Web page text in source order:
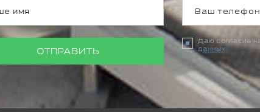
ОТПРАВИТЬ
Даю согласие
данных